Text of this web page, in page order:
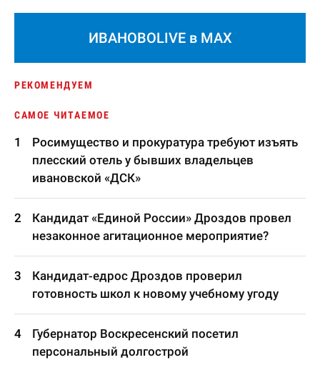
ИВАНОВОLIVE в MAX
РЕКОМЕНДУЕМ
САМОЕ ЧИТАЕМОЕ
Росимущество и прокуратура требуют изъять
плесский отель у бывших владельцев
ивановской «ДСК»
Кандидат «Единой России» Дроздов провел
незаконное агитационное мероприятие?
Кандидат-едрос Дроздов проверил
готовность школ к новому учебному угоду
Губернатор Воскресенский посетил
персональный долгострой